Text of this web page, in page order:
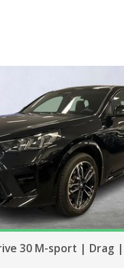
30 M-sport | Drag